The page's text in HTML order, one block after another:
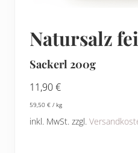
Natursalz
Sackerl 200g
11,90€
59,50 € /kg
inkl. MwSt. zzgl.